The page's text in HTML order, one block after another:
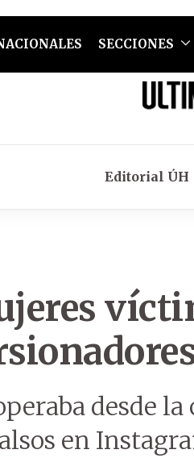
SECCIONES
Editorial ÚH
desde la
en